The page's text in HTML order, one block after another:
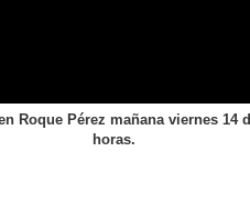
Roque Pérez mañana viernes 14
horas.